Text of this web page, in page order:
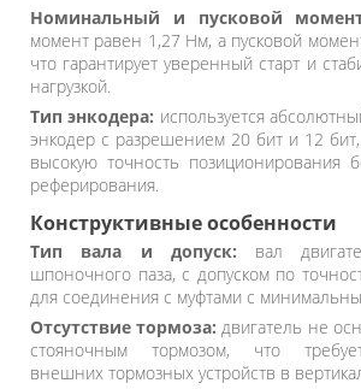
Номинальный и пусковой
момент равен 1,27 Нм, а пусковой
что гарантирует уверенный старт и
нагрузкой.
Тип энкодера: используется
энкодер с разрешением 20 бит и 12
высокую точность позиционирования
реферирования.
Конструктивные особенности
Тип вала и допуск: вал
шпоночного паза, с допуском по
для соединения с муфтами с
Отсутствие тормоза: двигатель не
стояночным тормозом, что
внешних тормозных устройств в